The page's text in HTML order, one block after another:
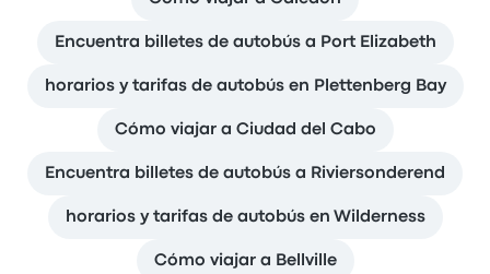
Encuentra billetes de autobús a Port Elizabeth
horarios y tarifas de autobús en Plettenberg Bay
Cómo viajar a Ciudad del Cabo
Encuentra billetes de autobús a Riviersonderend
horarios y tarifas de autobús en Wilderness
Cómo viajar a Bellville